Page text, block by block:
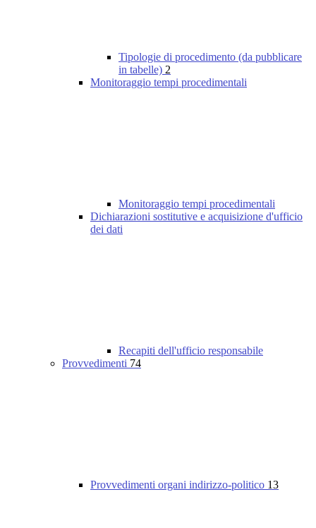
Tipologie di procedimento (da pubblicare
in tabelle) 2
Monitoraggio tempi procedimentali
Monitoraggio tempi procedimentali
Dichiarazioni sostitutive e acquisizione d'ufficio
dei dati
Recapiti dell'ufficio responsabile
Provvedimenti 74
Provvedimenti organi indirizzo-politico 13